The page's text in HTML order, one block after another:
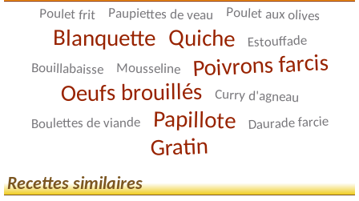
Poulet frit Paupiettes de veau Poulet aux olives
Blanquette Quiche Estouffade
Bouillabaisse Mousseline Poivrons farcis
Oeufs brouillés Curry d'agneau
Boulettes de viande Papillote Daurade farcie
Gratin
Recettes similaires